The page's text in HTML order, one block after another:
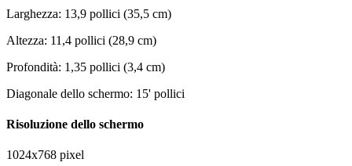
Larghezza: 13,9 pollici (35,5 cm)
Altezza: 11,4 pollici (28,9 cm)
Profondità: 1,35 pollici (3,4 cm)
Diagonale dello schermo: 15' pollici
Risoluzione dello schermo
1024x768 pixel